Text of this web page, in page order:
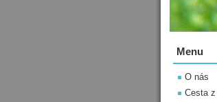
Menu
O nás
Cesta